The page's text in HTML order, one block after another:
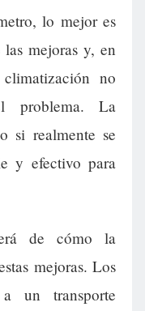
lo mejor es
mejoras y, en
no
problema. La
si realmente se
y efectivo para
de cómo la
mejoras. Los
un transporte